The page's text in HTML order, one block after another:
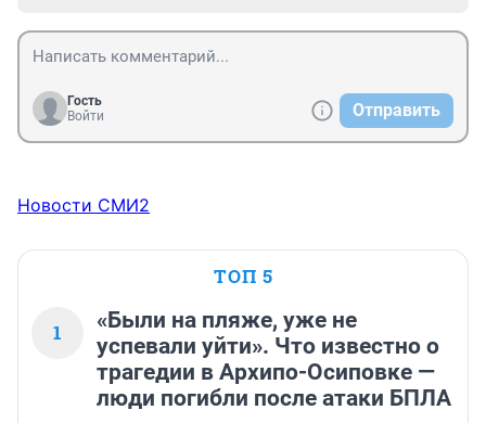
Гость
Войти
Отправить
Новости СМИ2
ТОП 5
1
«Были на пляже, уже не
успевали уйти». Что известно о
трагедии в Архипо-Осиповке —
люди погибли после атаки БПЛА